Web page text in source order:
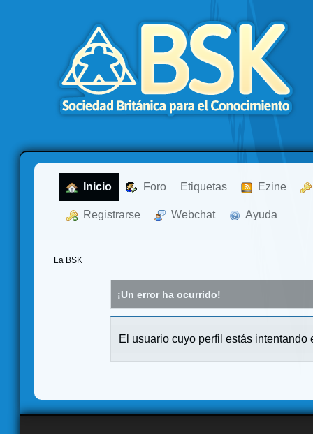
Inicio Foro Etiquetas Ezine
Registrarse Webchat Ayuda
La BSK
¡Un error ha ocurrido!
El usuario cuyo perfil estás intentando